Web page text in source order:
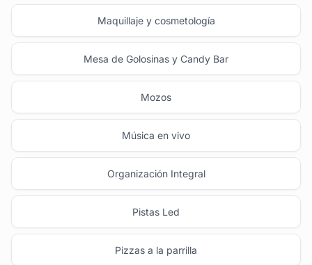
Maquillaje y cosmetología
Mesa de Golosinas y Candy Bar
Mozos
Música en vivo
Organización Integral
Pistas Led
Pizzas a la parrilla